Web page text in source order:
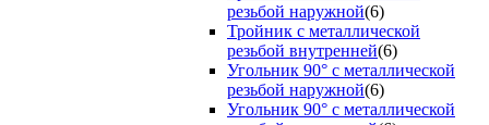
резьбой наружной(6)
Тройник с металлической
резьбой внутренней(6)
Угольник 90° с металлической
резьбой наружной(6)
Угольник 90° с металлической